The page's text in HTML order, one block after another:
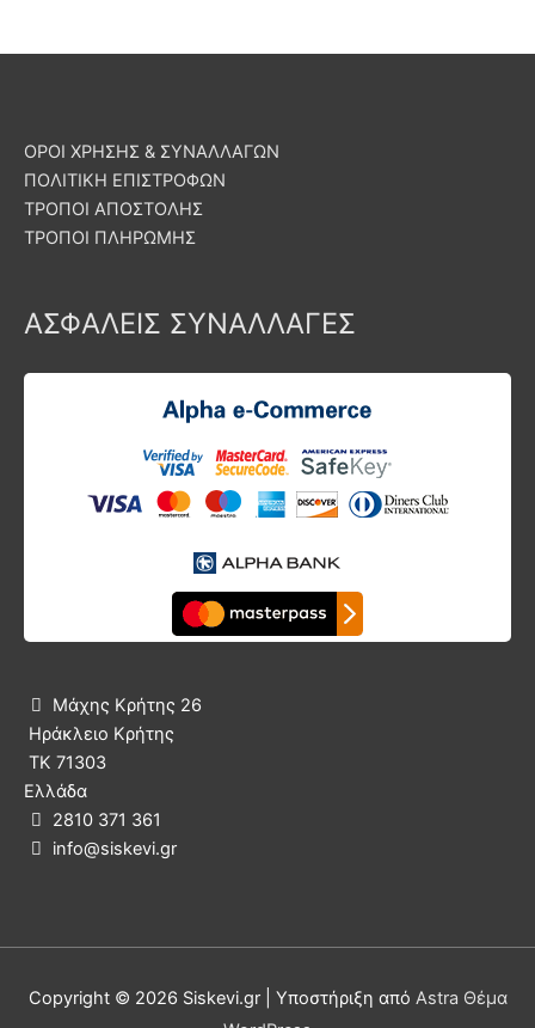
ΟΡΟΙ ΧΡΗΣΗΣ & ΣΥΝΑΛΛΑΓΩΝ
ΠΟΛΙΤΙΚΗ ΕΠΙΣΤΡΟΦΩΝ
ΤΡΟΠΟΙ ΑΠΟΣΤΟΛΗΣ
ΤΡΟΠΟΙ ΠΛΗΡΩΜΗΣ
ΑΣΦΑΛΕΙΣ ΣΥΝΑΛΛΑΓΕΣ

Μάχης Κρήτης 26
Ηράκλειο Κρήτης
ΤΚ 71303
Ελλάδα
 2810 371 361
 info@siskevi.gr
Copyright © 2026 Siskevi.gr| Υποστήριξη από Astra Θέμα